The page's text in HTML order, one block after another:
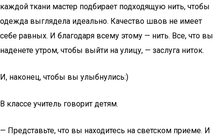
каждой ткани мастер подбирает подходящую нить, чтобы
одежда выглядела идеально. Качество швов не имеет
себе равных. И благодаря всему этому — нить. Все, что вы
наденете утром, чтобы выйти на улицу, — заслуга ниток.
И, наконец, чтобы вы улыбнулись:)
В классе учитель говорит детям.
— Представьте, что вы находитесь на светском приеме. И